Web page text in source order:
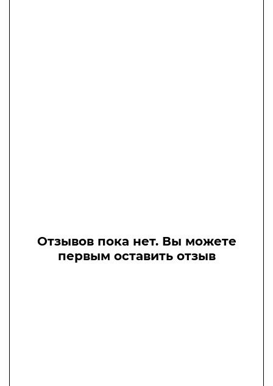
Отзывов пока нет. Вы можете
первым оставить отзыв